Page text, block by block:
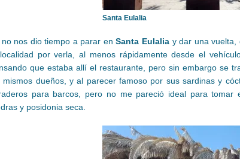
Santa Eulalia
no nos dio tiempo a parar enSanta Eulaliay dar una vuelta,
por verla, al menos rápidamente desde el
que estaba allí el restaurante, pero sin embargo se
mismos dueños, y al parecer famoso por sus sardinas y
para barcos, pero no me pareció ideal para
y posidonia seca.